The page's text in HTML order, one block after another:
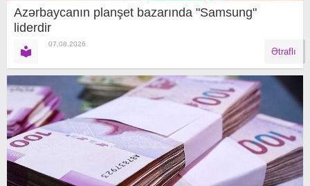
Azərbaycanın planşet bazarında "Samsung"
liderdir
07.08.2026
Ətraflı